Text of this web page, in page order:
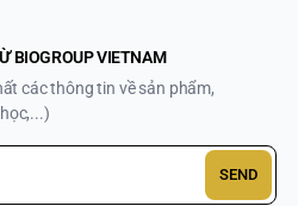
BIOGROUP VIETNAM
các thông tin về sản phẩm,
SEND